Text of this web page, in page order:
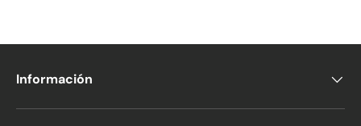
Información